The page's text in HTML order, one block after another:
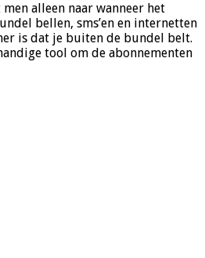
alleen naar wanneer het
bellen, sms’en en internetten
is dat je buiten de bundel belt.
tool om de abonnementen